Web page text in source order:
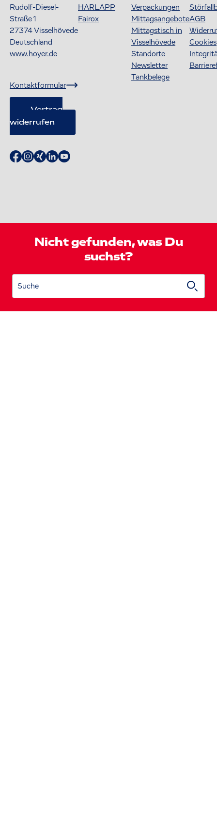
Rudolf-Diesel-
Straße 1
27374Visselhövede
Deutschland
www.hoyer.de
Kontaktformular
Vertrag
widerrufen
HARLAPP
Fairox
Verpackungen
Mittagsangebote
Mittagstisch in
Visselhövede
Standorte
Newsletter
Tankbelege
AGB
Cookies
Nicht gefunden, was Du
suchst?
Suche